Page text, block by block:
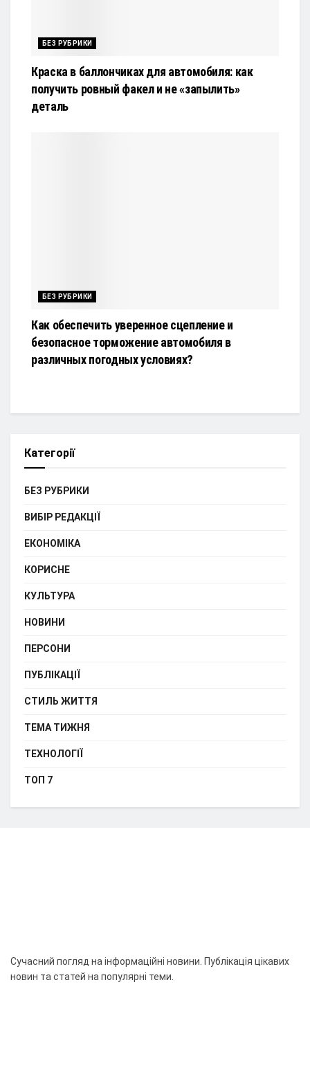
БЕЗ РУБРИКИ
Краска в баллончиках для автомобиля: как
получить ровный факел и не «запылить»
деталь
БЕЗ РУБРИКИ
Как обеспечить уверенное сцепление и
безопасное торможение автомобиля в
различных погодных условиях?
Категорії
БЕЗ РУБРИКИ
ВИБІР РЕДАКЦІЇ
ЕКОНОМІКА
КОРИСНЕ
КУЛЬТУРА
НОВИНИ
ПЕРСОНИ
ПУБЛІКАЦІЇ
СТИЛЬ ЖИТТЯ
ТЕМА ТИЖНЯ
ТЕХНОЛОГІЇ
ТОП 7
Сучасний погляд на інформаційні новини. Публікація цікавих
новин та статей на популярні теми.